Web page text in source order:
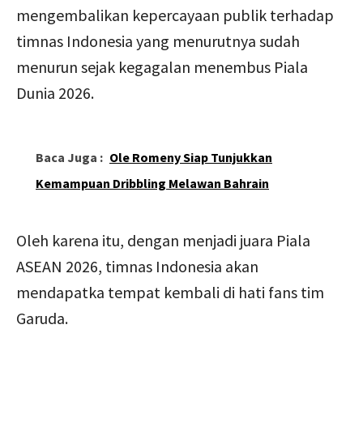
mengembalikan kepercayaan publik terhadap
timnas Indonesia yang menurutnya sudah
menurun sejak kegagalan menembus Piala
Dunia 2026.
Baca Juga : Ole Romeny Siap Tunjukkan
Kemampuan Dribbling Melawan Bahrain
Oleh karena itu, dengan menjadi juara Piala
ASEAN 2026, timnas Indonesia akan
mendapatka tempat kembali di hati fans tim
Garuda.